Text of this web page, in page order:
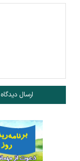
ارسال دیدگاه